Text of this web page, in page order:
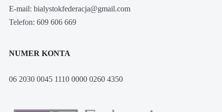
E-mail: bialystokfederacja@gmail.com
Telefon: 609 606 669
NUMER KONTA
06 2030 0045 1110 0000 0260 4350